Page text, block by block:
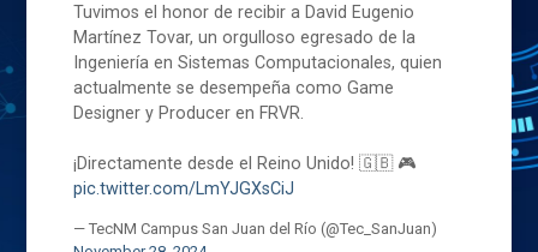
Tuvimos el honor de recibir a David Eugenio
Martínez Tovar, un orgulloso egresado de la
Ingeniería en Sistemas Computacionales, quien
actualmente se desempeña como Game
Designer y Producer en FRVR.
¡Directamente desde el Reino Unido! 🇬🇧 🎮
pic.twitter.com/LmYJGXsCiJ
— TecNM Campus San Juan del Río (@Tec_SanJuan)